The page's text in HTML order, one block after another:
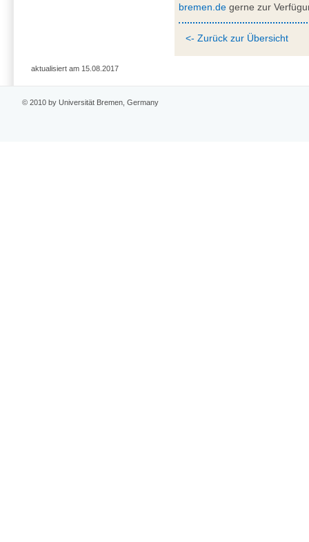
bremen.de gerne zur
<- Zurück zur Übersicht
aktualisiert am 15.08.2017
© 2010 by Universität Bremen, Germany